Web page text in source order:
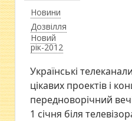
Новини
Дозвілля
Новий
рік-2012
Українські
цікавих проектів і
передноворічний
1 січня біля